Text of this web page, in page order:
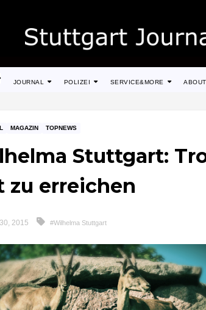
JOURNAL POLIZEI SERVICE&MORE ABOUT
MAGAZIN TOPNEWS
Stuttgart:
zu erreichen
2015 #Wilhelma Stuttgart